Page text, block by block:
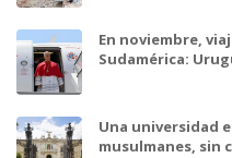
En noviembre,
Sudamérica:
Una universidad
musulmanes, sin